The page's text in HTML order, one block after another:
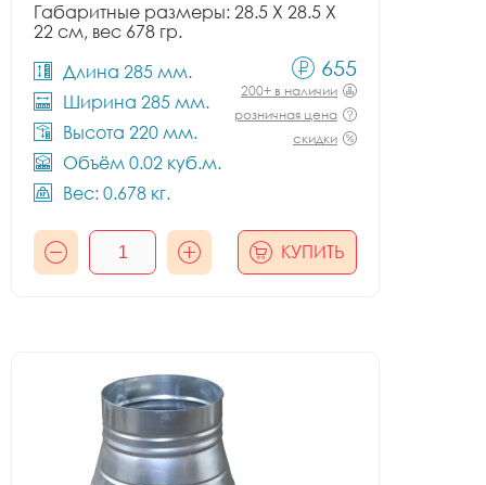
Габаритные размеры: 28.5 X 28.5 X
22 см, вес 678 гр.
Длина 285 мм.
Ширина 285 мм.
Высота 220 мм.
Объём 0.02 куб.м.
Вес: 0.678 кг.
655
200+ в наличии
розничная цена
скидки
КУПИТЬ